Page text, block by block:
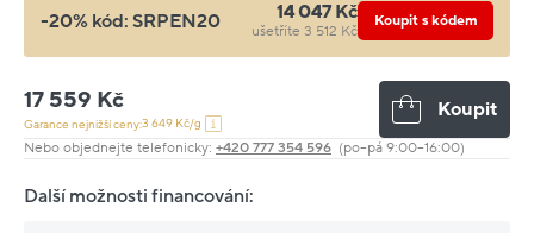
-20% kód: SRPEN20 14 047 Kč
ušetříte 3 512 Kč
Koupit s kódem
17 559 Kč
Garance nejnižší ceny:3 649 Kč/g
Koupit
Nebo objednejte telefonicky: +420 777 354 596 (po–pá 9:00–16:00)
Další možnosti financování: